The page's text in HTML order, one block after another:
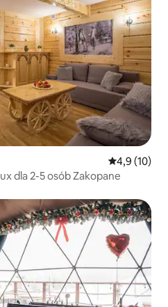
Średnia
4,9 (10)
dla 2-5 osób Zakopane